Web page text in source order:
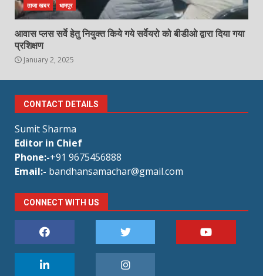
ताजा खबर धामपुर
आवास प्लस सर्वे हेतु नियुक्त किये गये सर्वेयरो को बीडीओ द्वारा दिया गया
प्रशिक्षण
January 2, 2025
CONTACT DETAILS
Sumit Sharma
Editor in Chief
Phone:-+91 9675456888
Email:- bandhansamachar@gmail.com
CONNECT WITH US